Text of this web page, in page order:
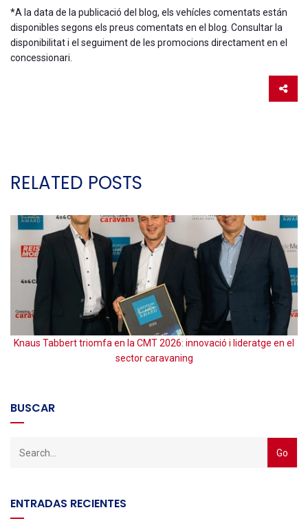
*A la data de la publicació del blog, els vehícles comentats están
disponibles segons els preus comentats en el blog. Consultar la
disponibilitat i el seguiment de les promocions directament en el
concessionari.
RELATED POSTS
Knaus Tabbert triomfa en la CMT 2026: innovació i lideratge en el
sector caravaning
BUSCAR
ENTRADAS RECIENTES